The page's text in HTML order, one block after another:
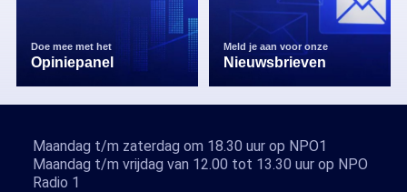
Doe mee met het
Opiniepanel
Meld je aan voor onze
Nieuwsbrieven
Maandag t/m zaterdag om 18.30 uur op NPO1
Maandag t/m vrijdag van 12.00 tot 13.30 uur op NPO
Radio 1